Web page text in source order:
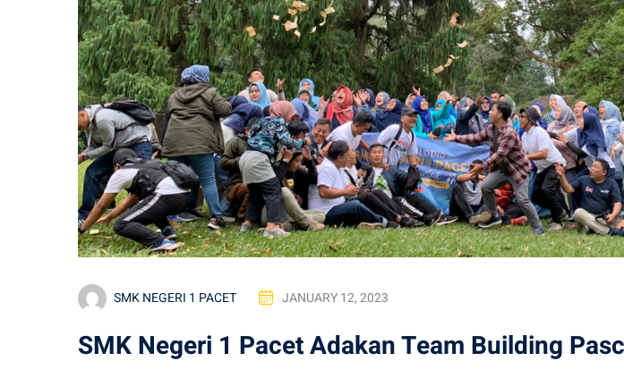
SMK NEGERI 1 PACET JANUARY 12, 2023
SMK Negeri 1 Pacet Adakan Team Building